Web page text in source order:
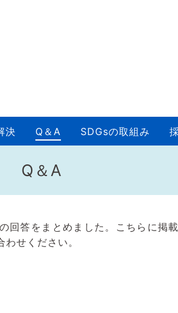
決 Q＆A SDGsの取組み
Q＆A
回答をまとめました。こちらに掲
せください。